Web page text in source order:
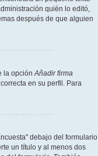
quién lo editó,
después de que alguien
la opción Añadir firma
en su perfil. Para
debajo del formulario
un título y al menos dos